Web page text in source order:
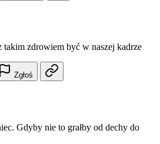
zdrowiem być w naszej kadrze
Zgłoś
Gdyby nie to grałby od dechy do